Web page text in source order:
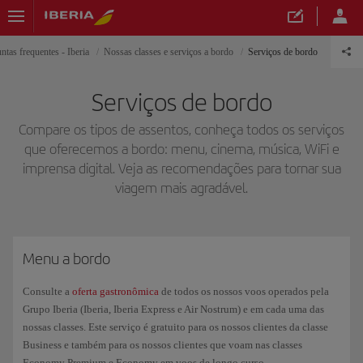
frequentes - Iberia Nossas classes e serviços a bordo Serviços de bordo
Serviços de bordo
Compare os tipos de assentos, conheça todos os serviços
que oferecemos a bordo: menu, cinema, música, WiFi e
imprensa digital. Veja as recomendações para tornar sua
viagem mais agradável.
Menu a bordo
Consulte a oferta gastronômica de todos os nossos voos operados pela
Grupo Iberia (Iberia, Iberia Express e Air Nostrum) e em cada uma das
nossas classes. Este serviço é gratuito para os nossos clientes da classe
Business e também para os nossos clientes que voam nas classes